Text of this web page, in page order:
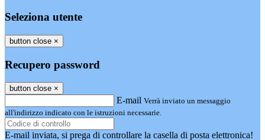
Seleziona utente
button close ×
Recupero password
button close ×
E-mail Verrà inviato un messaggio
all'indirizzo indicato con le istruzioni necessarie.
E-mail inviata, si prega di controllare la casella di posta elettronica!